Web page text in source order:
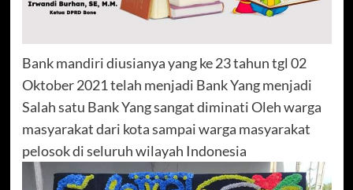
Bank mandiri diusianya yang ke 23 tahun tgl 02
Oktober 2021 telah menjadi Bank Yang menjadi
Salah satu Bank Yang sangat diminati Oleh warga
masyarakat dari kota sampai warga masyarakat
pelosok di seluruh wilayah Indonesia